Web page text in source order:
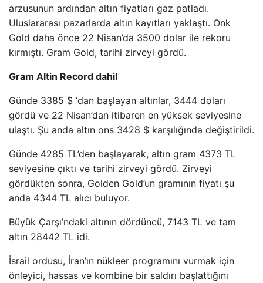
arzusunun ardından altın fiyatları gaz patladı.
Uluslararası pazarlarda altın kayıtları yaklaştı. Onk
Gold daha önce 22 Nisan’da 3500 dolar ile rekoru
kırmıştı. Gram Gold, tarihi zirveyi gördü.
Gram Altin Record dahil
Günde 3385 $ ‘dan başlayan altınlar, 3444 doları
gördü ve 22 Nisan’dan itibaren en yüksek seviyesine
ulaştı. Şu anda altın ons 3428 $ karşılığında değiştirildi.
Günde 4285 TL’den başlayarak, altın gram 4373 TL
seviyesine çıktı ve tarihi zirveyi gördü. Zirveyi
gördükten sonra, Golden Gold’un gramının fiyatı şu
anda 4344 TL alıcı buluyor.
Büyük Çarşı’ndaki altının dördüncü, 7143 TL ve tam
altın 28442 TL idi.
İsrail ordusu, İran’ın nükleer programını vurmak için
önleyici, hassas ve kombine bir saldırı başlattığını